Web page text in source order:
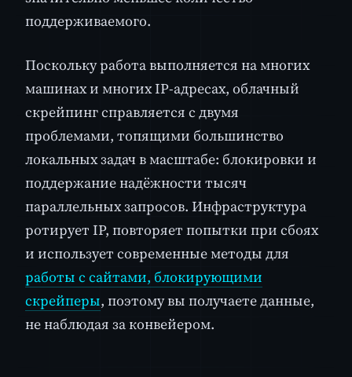
поддерживаемого.
Поскольку работа выполняется на многих
машинах и многих IP-адресах, облачный
скрейпинг справляется с двумя
проблемами, топящими большинство
локальных задач в масштабе: блокировки и
поддержание надёжности тысяч
параллельных запросов. Инфраструктура
ротирует IP, повторяет попытки при сбоях
и использует современные методы для
работы с сайтами, блокирующими
скрейперы, поэтому вы получаете данные,
не наблюдая за конвейером.